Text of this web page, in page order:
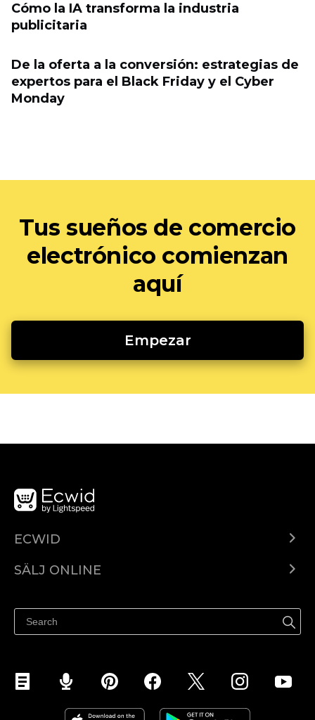
Cómo la IA transforma la industria
publicitaria
De la oferta a la conversión: estrategias de
expertos para el Black Friday y el Cyber ​​
Monday
Tus sueños de comercio
electrónico comienzan
aquí
Empezar
ECWID
Pris
SÄLJ ONLINE
Sälj på Facebook
Sälj på Instagram